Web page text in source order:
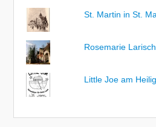
St. Martin in St.
Rosemarie
Little Joe am